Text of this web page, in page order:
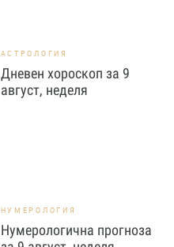
АСТРОЛОГИЯ
Дневен хороскоп за 9
август, неделя
НУМЕРОЛОГИЯ
Нумерологична прогноза